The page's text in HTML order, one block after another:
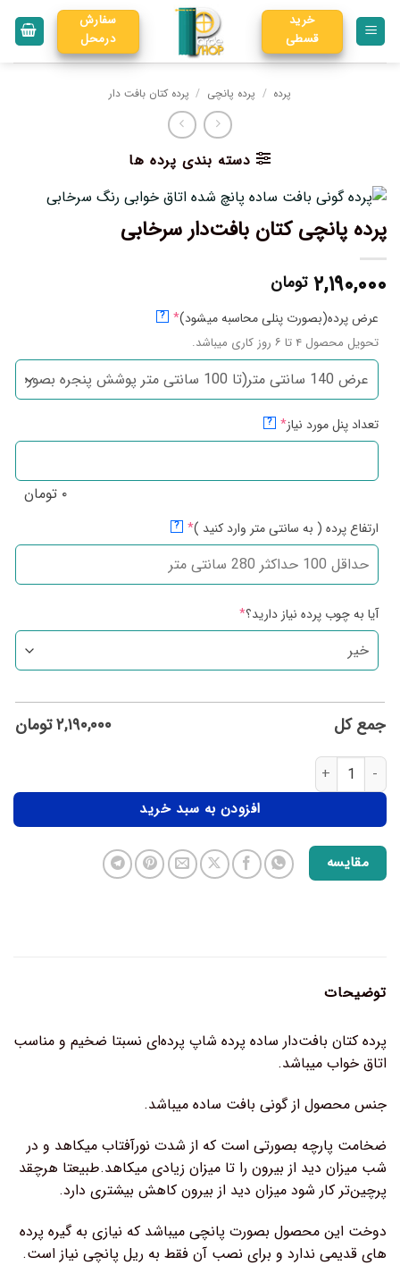
خرید
قسطی
سفارش
درمحل
پرده / پرده پانچی / پرده کتان بافت دار
دسته بندی پرده ها
پرده پانچی کتان بافت‌دار سرخابی
۲,۱۹۰,۰۰۰ تومان
عرض پرده(بصورت پنلی محاسبه میشود)*
?
تحویل محصول ۴ تا ۶ روز کاری میباشد.
تعداد پنل مورد نیاز*
?
۰ تومان
ارتفاع پرده ( به سانتی متر وارد کنید )*
?
آیا به چوب پرده نیاز دارید؟*
جمع کل ۲,۱۹۰,۰۰۰تومان
افزودن به سبد خرید
مقایسه
توضیحات
پرده کتان بافت‌دار ساده پرده شاپ پرده‌ای نسبتا ضخیم و مناسب
اتاق خواب میباشد.
جنس محصول از گونی بافت ساده میباشد.
ضخامت پارچه بصورتی است که از شدت نورآفتاب میکاهد و در
شب میزان دید از بیرون را تا میزان زیادی میکاهد.طبیعتا هرچقد
پرچین‌تر کار شود میزان دید از بیرون کاهش بیشتری دارد.
دوخت این محصول بصورت پانچی میباشد که نیازی به گیره پرده
های قدیمی ندارد و برای نصب آن فقط به ریل پانچی نیاز است.